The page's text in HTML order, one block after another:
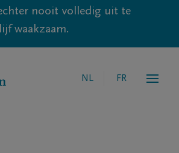
nooit volledig uit te
waakzaam.
NL FR